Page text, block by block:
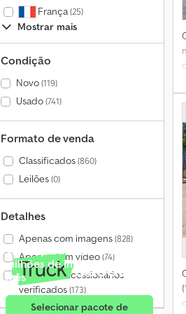
França(25)
Mostrar mais
Condição
Novo(119)
Usado(741)
Formato de venda
Classificados(860)
Leilões(0)
Detalhes
Apenas com imagens(828)
Apenas com vídeo(74)
Apenas concessionários
verificados(173)
Venda para mais de 4
milhões de interessados por
mês
Selecionar pacote de